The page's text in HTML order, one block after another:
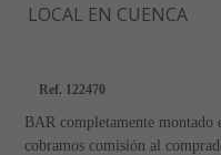
LOCAL EN CUENCA
Ref. 122470
BAR completamente montado
cobramos comisión al